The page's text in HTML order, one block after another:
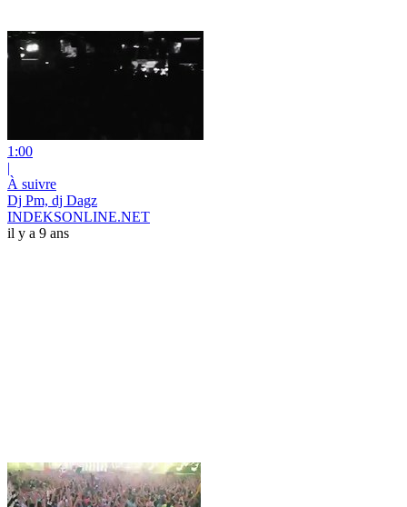
1:00
|
À suivre
Dj Pm, dj Dagz
INDEKSONLINE.NET
il y a 9 ans